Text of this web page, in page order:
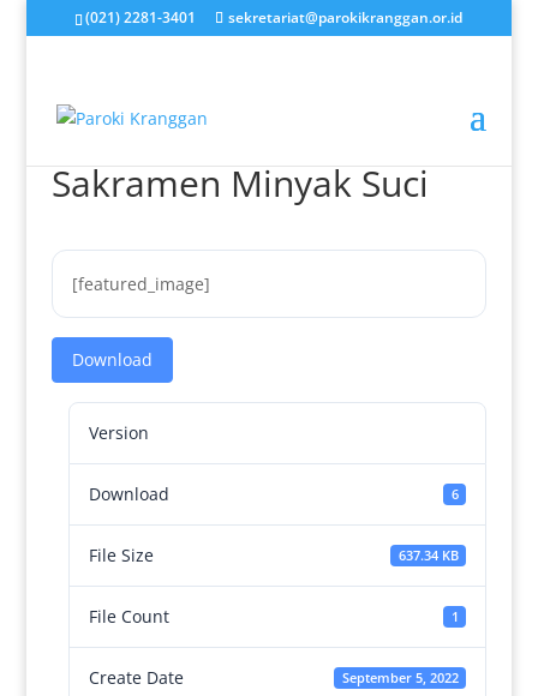
(021) 2281-3401 sekretariat@parokikranggan.or.id
Sakramen Minyak Suci
[featured_image]
Download
Version
Download 6
File Size 637.34 KB
File Count 1
Create Date September 5, 2022